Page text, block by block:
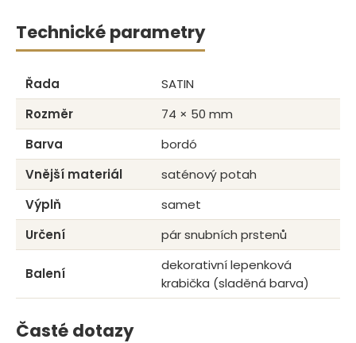
Technické parametry
Řada
SATIN
Rozměr
74 × 50 mm
Barva
bordó
Vnější materiál
saténový potah
Výplň
samet
Určení
pár snubních prstenů
Balení
dekorativní lepenková
krabička (sladěná barva)
Časté dotazy